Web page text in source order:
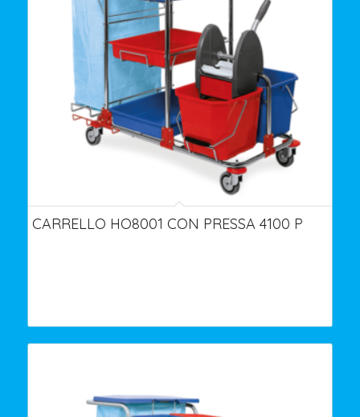
CARRELLO HO8001 CON PRESSA 4100 P